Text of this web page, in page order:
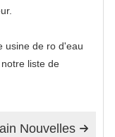
usine de ro d'eau
liste de

Nouvelles